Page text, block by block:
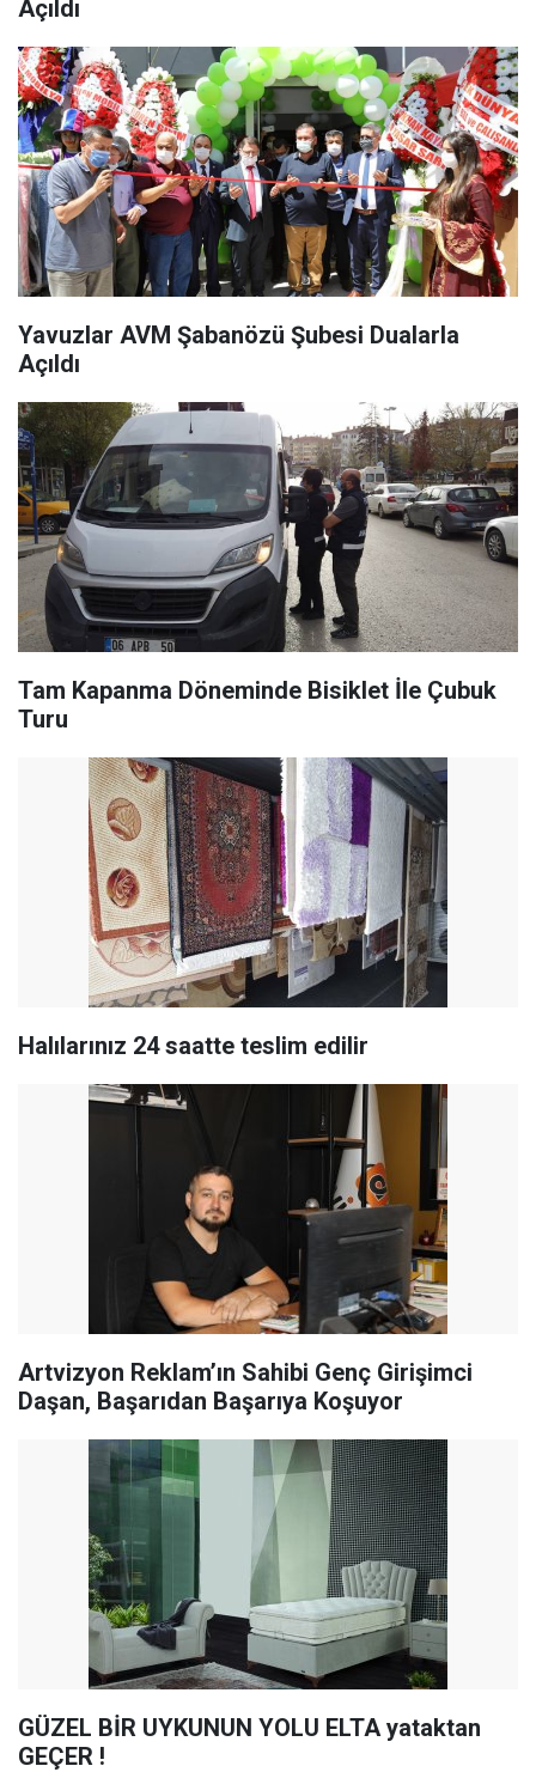
Açıldı
Yavuzlar AVM Şabanözü Şubesi Dualarla
Açıldı
Tam Kapanma Döneminde Bisiklet İle Çubuk
Turu
Halılarınız 24 saatte teslim edilir
Artvizyon Reklam’ın Sahibi Genç Girişimci
Daşan, Başarıdan Başarıya Koşuyor
GÜZEL BİR UYKUNUN YOLU ELTA yataktan
GEÇER !